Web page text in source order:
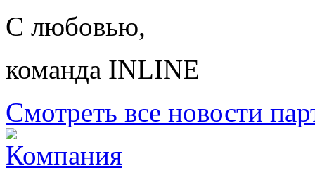
С любовью,
команда INLINE
Смотреть все новости